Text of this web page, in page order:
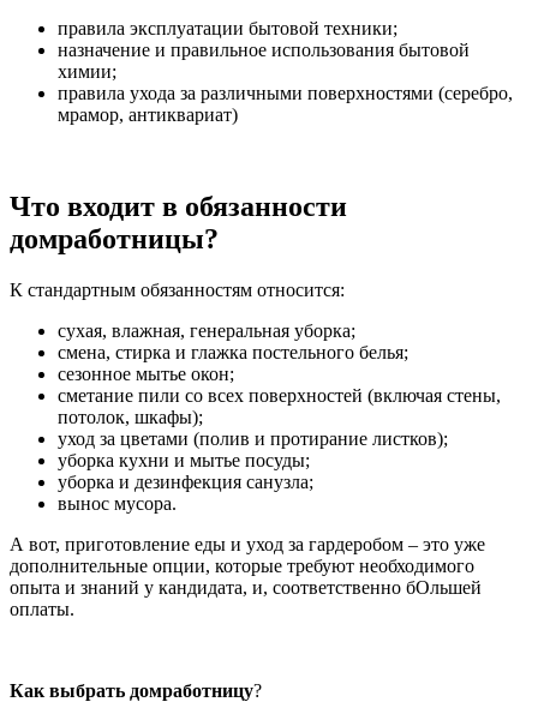
правила эксплуатации бытовой техники;
назначение и правильное использования бытовой
химии;
правила ухода за различными поверхностями (серебро,
мрамор, антиквариат)
Что входит в обязанности
домработницы?
К стандартным обязанностям относится:
сухая, влажная, генеральная уборка;
смена, стирка и глажка постельного белья;
сезонное мытье окон;
сметание пили со всех поверхностей (включая стены,
потолок, шкафы);
уход за цветами (полив и протирание листков);
уборка кухни и мытье посуды;
уборка и дезинфекция санузла;
вынос мусора.
А вот, приготовление еды и уход за гардеробом – это уже
дополнительные опции, которые требуют необходимого
опыта и знаний у кандидата, и, соответственно бОльшей
оплаты.
Как выбрать домработницу?